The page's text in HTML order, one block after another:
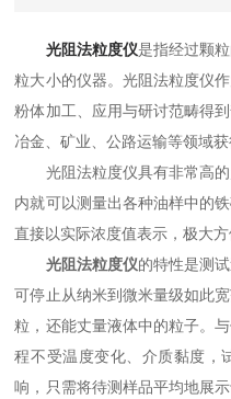
光阻法粒度仪是指经过颗
粒大小的仪器。光阻法粒度仪
粉体加工、应用与研讨范畴得
冶金、矿业、公路运输等领域获
光阻法粒度仪具有非常高的
内就可以测量出各种油样中的
直接以实际浓度值表示，极大
光阻法粒度仪的特性是测
可停止从纳米到微米量级如此
粒，还能丈量液体中的粒子。
程不受温度变化、介质黏度，
响，只需将待测样品平均地展